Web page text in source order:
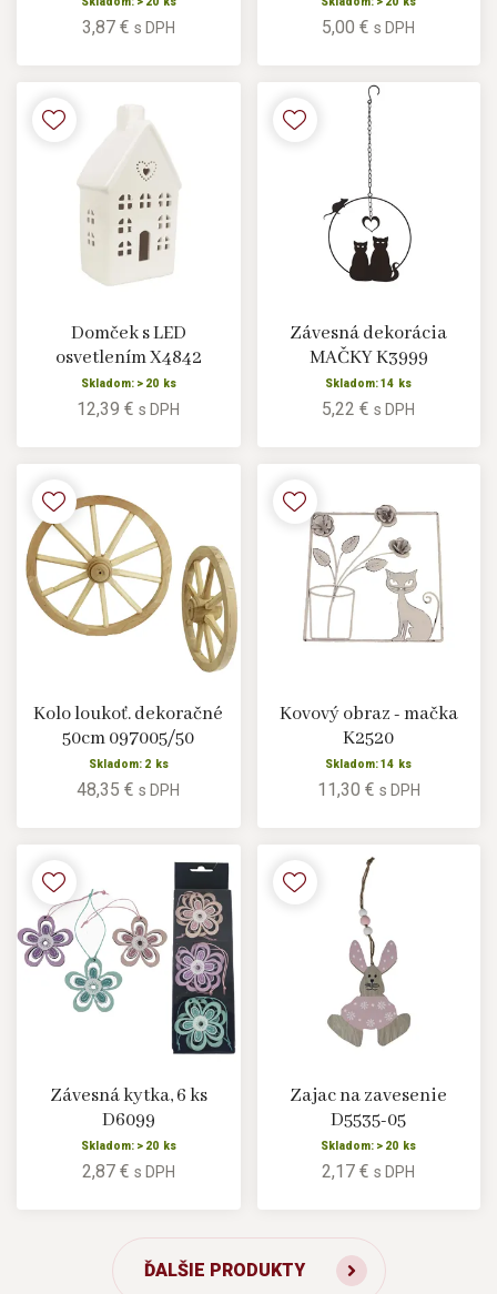
3,87 € s DPH 5,00 €s DPH
Domček s LED
osvetlením X4842
Skladom: > 20 ks
12,39 €s DPH
Závesná dekorácia
MAČKY K3999
Skladom: 14 ks
5,22 €s DPH
Kolo loukoť. dekoračné
50cm 097005/50
Skladom: 2 ks
48,35 €s DPH
Kovový obraz - mačka
K2520
Skladom: 14 ks
11,30 € s DPH
Závesná kytka, 6 ks
D6099
Skladom: > 20 ks
2,87 € s DPH
Zajac na zavesenie
D5535-05
Skladom: > 20 ks
2,17 €s DPH
ĎALŠIE PRODUKTY